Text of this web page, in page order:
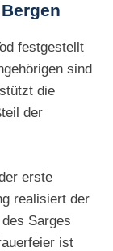
festgestellt
sind
die
der
erste
realisiert der
Sarges
ist